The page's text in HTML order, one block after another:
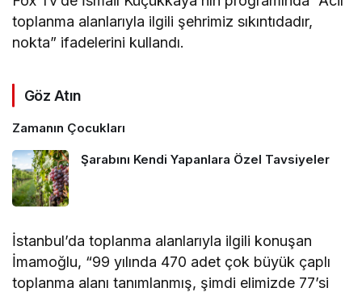
toplanma alanlarıyla ilgili şehrimiz sıkıntıdadır,
nokta” ifadelerini kullandı.
Göz Atın
Zamanın Çocukları
Şarabını Kendi Yapanlara Özel Tavsiyeler
İstanbul’da toplanma alanlarıyla ilgili konuşan
İmamoğlu, “99 yılında 470 adet çok büyük çaplı
toplanma alanı tanımlanmış, şimdi elimizde 77’si